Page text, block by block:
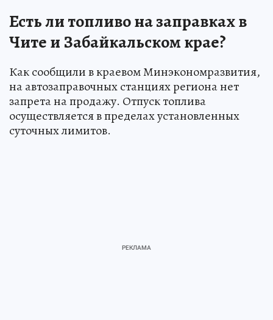
Есть ли топливо на заправках в
Чите и Забайкальском крае?
Как сообщили в краевом Минэкономразвития,
на автозаправочных станциях региона нет
запрета на продажу. Отпуск топлива
осуществляется в пределах установленных
суточных лимитов.